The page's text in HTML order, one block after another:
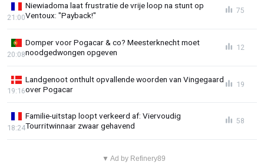
Niewiadoma laat frustratie de vrije loop na stunt op
Ventoux: "Payback!"
21:00
75
Domper voor Pogacar & co? Meesterknecht moet
noodgedwongen opgeven
20:08
12
Landgenoot onthult opvallende woorden van Vingegaard
over Pogacar
19:16
19
Familie-uitstap loopt verkeerd af: Viervoudig
Tourritwinnaar zwaar gehavend
18:24
58
▼ Ad by Refinery89